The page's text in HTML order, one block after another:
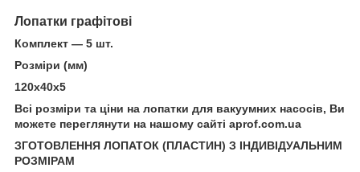
Лопатки графітові
Комплект — 5 шт.
Розміри (мм)
120х40х5
Всі розміри та ціни на лопатки для вакуумних насосів, Ви
можете переглянути на нашому сайті aprof.com.ua
ЗГОТОВЛЕННЯ ЛОПАТОК (ПЛАСТИН) З ІНДИВІДУАЛЬНИМ
РОЗМІРАМ